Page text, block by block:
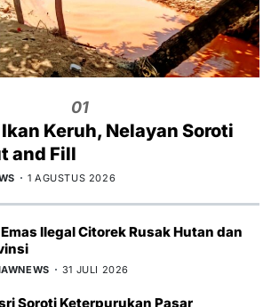
01
Keruh, Nelayan Soroti
and Fill
1 AGUSTUS 2026
Ilegal Citorek Rusak Hutan dan
31 JULI 2026
Soroti Keterpurukan Pasar